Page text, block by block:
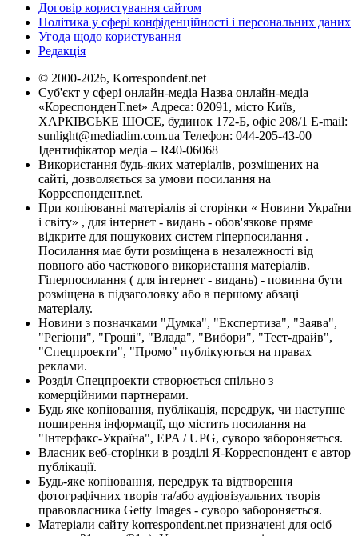
Договір користування сайтом
Політика у сфері конфіденційності і персональних даних
Угода щодо користування
Редакція
© 2000-2026, Korrespondent.net
Суб'єкт у сфері онлайн-медіа Назва онлайн-медіа –
«КореспонденТ.net» Адреса: 02091, місто Київ,
ХАРКІВСЬКЕ ШОСЕ, будинок 172-Б, офіс 208/1 E-mail:
sunlight@mediadim.com.ua Телефон: 044-205-43-00
Ідентифікатор медіа – R40-06068
Використання будь-яких матеріалів, розміщених на
сайті, дозволяється за умови посилання на
Корреспондент.net.
При копіюванні матеріалів зі сторінки « Новини України
і світу» , для інтернет - видань - обов'язкове пряме
відкрите для пошукових систем гіперпосилання .
Посилання має бути розміщена в незалежності від
повного або часткового використання матеріалів.
Гіперпосилання ( для інтернет - видань) - повинна бути
розміщена в підзаголовку або в першому абзаці
матеріалу.
Новини з позначками "Думка", "Експертиза", "Заява",
"Регіони", "Гроші", "Влада", "Вибори", "Тест-драйв",
"Спецпроекти", "Промо" публікуються на правах
реклами.
Розділ Спецпроекти створюється спільно з
комерційними партнерами.
Будь яке копіювання, публікація, передрук, чи наступне
поширення інформації, що містить посилання на
"Інтерфакс-Україна", EPA / UPG, суворо забороняється.
Власник веб-сторінки в розділі Я-Корреспондент є автор
публікації.
Будь-яке копіювання, передрук та відтворення
фотографічних творів та/або аудіовізуальних творів
правовласника Getty Images - суворо забороняється.
Матеріали сайту korrespondent.net призначені для осіб